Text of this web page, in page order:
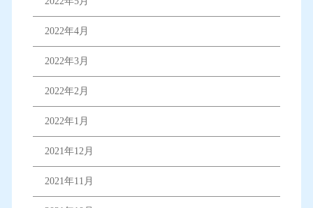
2022年4月
2022年3月
2022年2月
2022年1月
2021年12月
2021年11月